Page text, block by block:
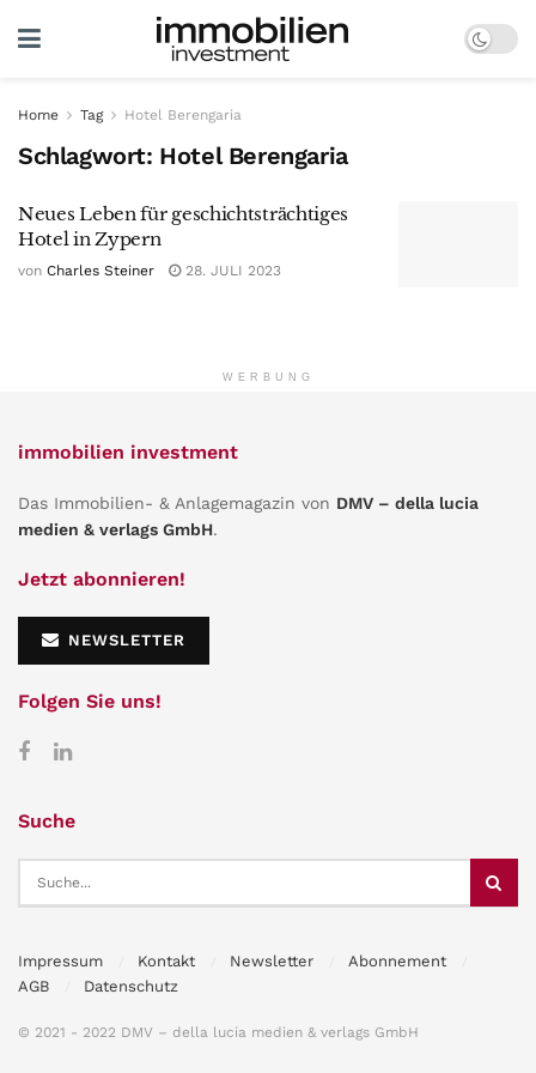
Home Tag Hotel Berengaria
Schlagwort: Hotel Berengaria
Neues Leben für geschichtsträchtiges
Hotel in Zypern
von Charles Steiner 28. JULI 2023
WERBUNG
immobilien investment
Das Immobilien- & Anlagemagazin von DMV – della lucia
medien & verlags GmbH.
Jetzt abonnieren!
NEWSLETTER
Folgen Sie uns!
Suche
Impressum Kontakt Newsletter
Abonnement
AGB
Datenschutz
© 2021 - 2022 DMV – della lucia medien & verlags GmbH